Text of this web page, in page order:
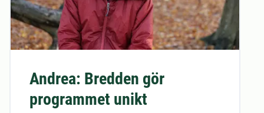
Andrea: Bredden gör
programmet unikt